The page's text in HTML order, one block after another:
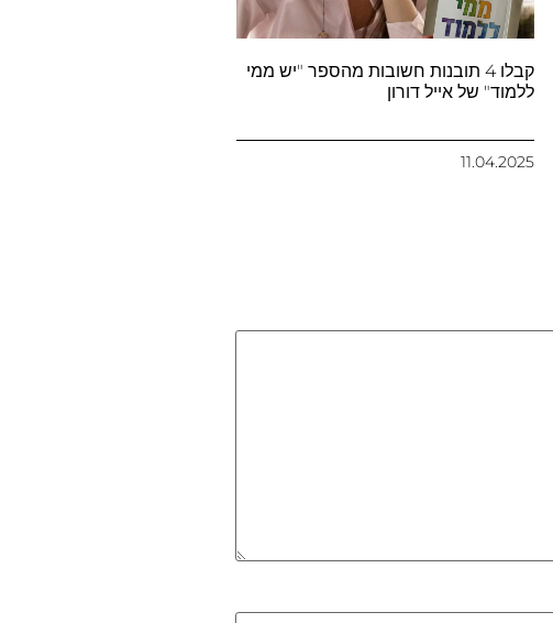
קבלו 4 תובנות חשובות מהספר "יש ממי
ללמוד" של אייל דורון
11.04.2025